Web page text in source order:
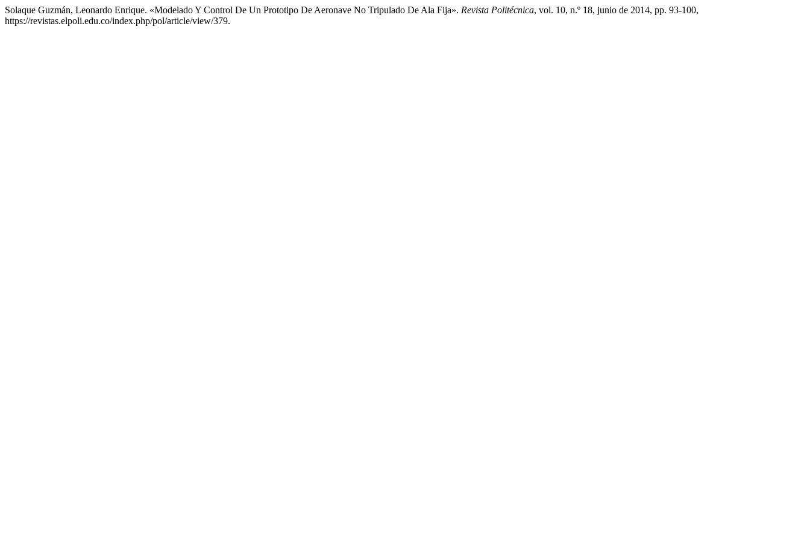
Solaque Guzmán, Leonardo Enrique. «Modelado Y Control De Un Prototipo De Aeronave No Tripulado De Ala Fija». Revista Politécnica, vol. 10, n.º 18, junio de 2014, pp. 93-100,
https://revistas.elpoli.edu.co/index.php/pol/article/view/379.